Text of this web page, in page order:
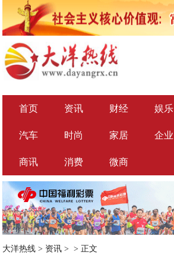
首页 资讯 财经 娱乐
汽车 时尚 家居 企业
商讯 消费 微商
大洋热线 > 资讯 > > 正文